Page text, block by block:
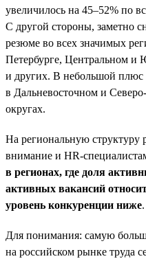
увеличилось на 45–52% по
С другой стороны, заметно
резюме во всех значимых
Петербурге, Центральном и
и других. В небольшой
в Дальневосточном и
округах.
На региональную структуру
внимание и HR-
в регионах, где доля
активных вакансий
уровень конкуренции ниже.
Для понимания: самую
на российском рынке труда